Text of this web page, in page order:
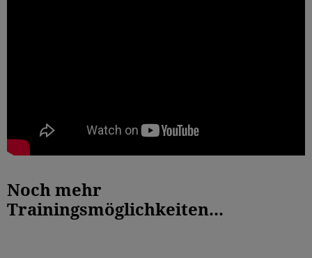
Noch mehr
Trainingsmöglichkeiten...